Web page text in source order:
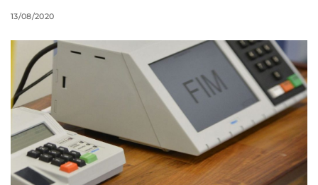
13/08/2020